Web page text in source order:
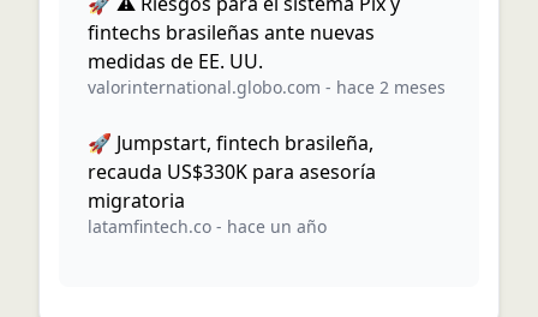
fintechs brasileñas ante nuevas
medidas de EE. UU.
valorinternational.globo.com - hace 2 meses
🚀 Jumpstart, fintech brasileña,
recauda US$330K para asesoría
migratoria
latamfintech.co - hace un año